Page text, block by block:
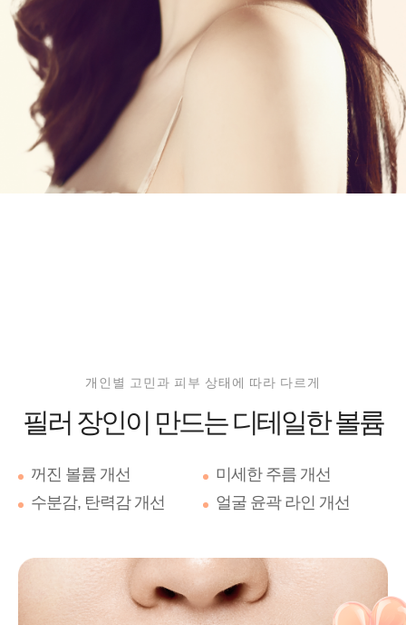
개인별 고민과 피부 상태에 따라 다르게
필러 장인이 만드는디테일한 볼륨
꺼진 볼륨 개선
미세한 주름 개선
수분감, 탄력감 개선
얼굴 윤곽 라인 개선